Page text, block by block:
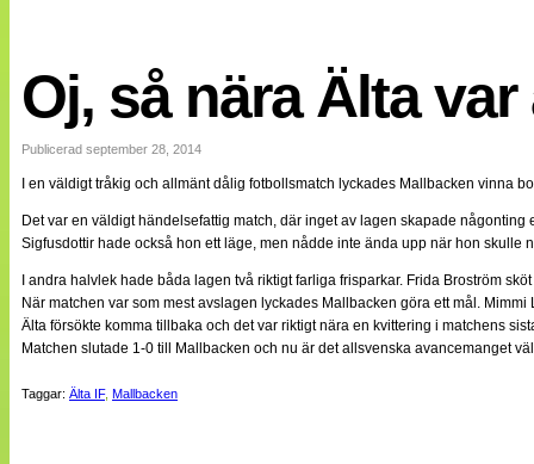
Landslaget
EM 2013
Internationellt
Bildreportage
Bloggar
Lagen
Webb-TV
Medlemsbilder
Till klubbkassan
NÄTverket
Split vision
Annonsera
Oj, så nära Älta
Publicerad september 28, 2014
I en väldigt tråkig och allmänt dålig fotbollsmatch lyckades Mallbacken vinna
Det var en väldigt händelsefattig match, där inget av lagen skapade
Sigfusdottir hade också hon ett läge, men nådde inte ända upp när hon skulle
I andra halvlek hade båda lagen två riktigt farliga frisparkar. Frida Broström
När matchen var som mest avslagen lyckades Mallbacken göra ett mål.
Älta försökte komma tillbaka och det var riktigt nära en kvittering i matchens
Matchen slutade 1-0 till Mallbacken och nu är det allsvenska avancemanget
Taggar: Älta IF, Mallbacken